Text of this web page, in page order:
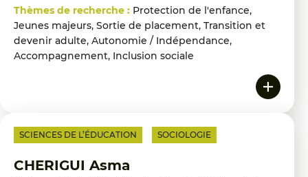
Thèmes de recherche : Protection de l'enfance,
Jeunes majeurs, Sortie de placement, Transition et
devenir adulte, Autonomie / Indépendance,
Accompagnement, Inclusion sociale
SCIENCES DE L’ÉDUCATION SOCIOLOGIE
CHERIGUI Asma